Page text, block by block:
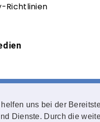
uns bei der
Dienste. Durch die
Richtlinien